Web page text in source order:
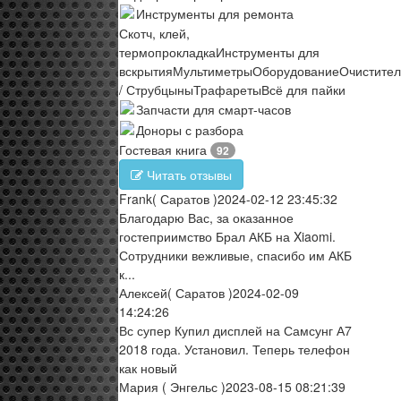
Инструменты для ремонта
Скотч, клей,
термопрокладкаИнструменты для
вскрытияМультиметрыОборудование
/ СтрубцыныТрафаретыВсё для пайки
Запчасти для смарт-часов
Доноры с разбора
Гостевая книга
92
Читать отзывы
Frank( Саратов )2024-02-12 23:45:32
Благодарю Вас, за оказанное
гостеприимство Брал АКБ на Xiaomi.
Сотрудники вежливые, спасибо им АКБ
к...
Алексей( Саратов )2024-02-09
14:24:26
Вс супер Купил дисплей на Самсунг А7
2018 года. Установил. Теперь телефон
как новый
Мария ( Энгельс )2023-08-15 08:21:39